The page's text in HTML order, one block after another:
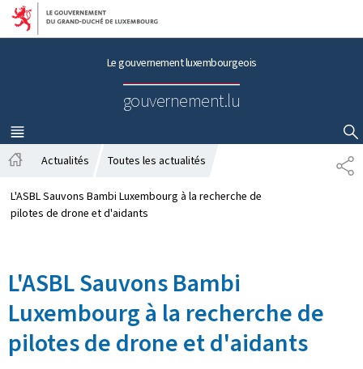
Aller au menu principal
Aller au contenu
Le gouvernement luxembourgeois
gouvernement.lu
MENU
PRINCIPAL
AFFICHER / MASQUER LA RECHERCHE
P
A
c
c
l
Actualités Toutes les actualités
L'ASBL Sauvons Bambi Luxembourg à la recherche de
pilotes de drone et d'aidants
L'ASBL Sauvons Bambi
Luxembourg à la recherche de
pilotes de drone et d'aidants